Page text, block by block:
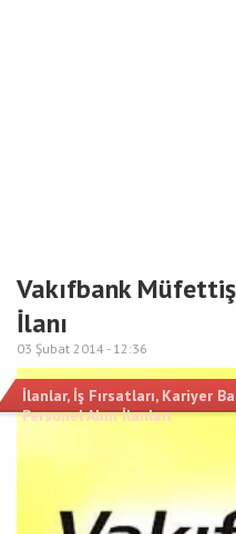
Vakıfbank Müfettiş
İlanı
03 Şubat 2014 - 12:36
İlanlar, İş Fırsatları, Kariyer
Personel Alım İlanları